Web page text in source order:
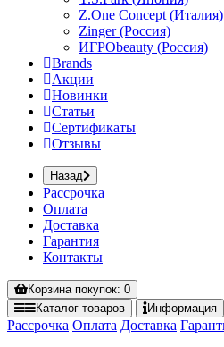
Z.One Concept (Италия)
Zinger (Россия)
ИГРОbeauty (Россия)
Brands
Акции
Новинки
Статьи
Сертификаты
Отзывы
Назад
Рассрочка
Оплата
Доставка
Гарантия
Контакты
Корзинапокупок: 0
Каталог товаров Информация
Рассрочка Оплата Доставка